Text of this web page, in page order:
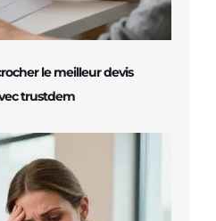
le meilleur devis
trustdem